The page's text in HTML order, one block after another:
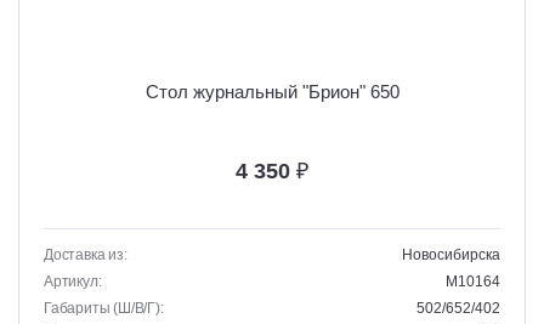
Стол журнальный "Брион" 650
4 350 ₽
Доставка из:
Новосибирска
Артикул:
M10164
Габариты (Ш/В/Г):
502/652/402